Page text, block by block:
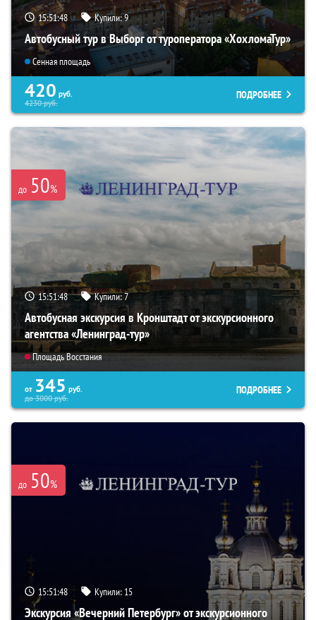
15:51:47 Купили:9
Автобусный тур в Выборг от туроператора «ХохломаТур»
Сенная площадь
420 руб.
4230руб.
ПОДРОБНЕЕ
до 50%
15:51:47 Купили:7
Автобусная экскурсия в Кронштадт от экскурсионного
агентства «Ленинград-тур»
Площадь Восстания
от 345 руб.
до3000руб.
ПОДРОБНЕЕ
до 50%
15:51:47 Купили: 15
Экскурсия «Вечерний Петербург» от экскурсионного